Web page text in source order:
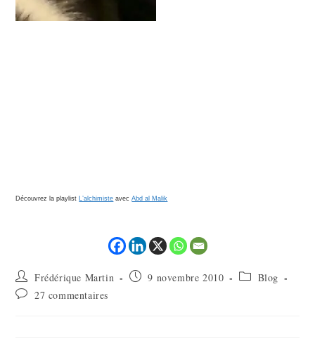
Découvrez la playlist L’alchimiste avecAbd al Malik
Frédérique Martin 9 novembre 2010
Blog
27 commentaires